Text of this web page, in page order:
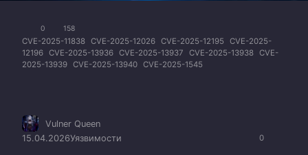
0 158
CVE-2025-11838 CVE-2025-12026 CVE-2025-12195
CVE-2025-
12196 CVE-2025-13936 CVE-2025-13937 CVE-2025-13938 CVE-
2025-13939 CVE-2025-13940 CVE-2025-1545
0
Vulner Queen
15.04.2026Уязвимости